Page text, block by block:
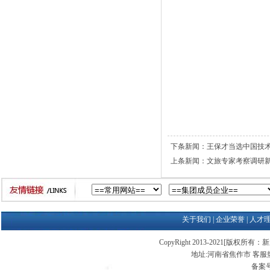
下条新闻： 王保才当选中国技
上条新闻： 文旅专家考察调研
关于我们 企业荣誉 人才
CopyRight 2013-2021[版权所有：
地址:河南省焦作市 客服
备案